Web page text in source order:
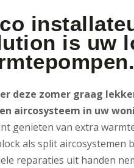
is uw
deze zomer graag
aircosysteem in uw
genieten van extra
als split aircosystemen
reparaties uit handen